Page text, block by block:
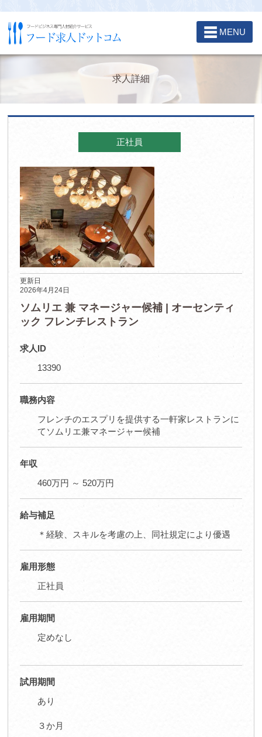
☰ MENU
求人詳細
正社員
更新日
2026年4月24日
ソムリエ 兼 マネージャー候補 | オーセンティ
ック フレンチレストラン
求人ID
13390
職務内容
フレンチのエスプリを提供する一軒家レストランに
てソムリエ兼マネージャー候補
年収
460万円 ～ 520万円
給与補足
＊経験、スキルを考慮の上、同社規定により優遇
雇用形態
正社員
雇用期間
定めなし
試用期間
あり
３か月